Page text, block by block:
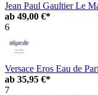
Jean Paul Gaultier Le
ab 49,00 €*
6
Versace Eros Eau de
ab 35,95 €*
7